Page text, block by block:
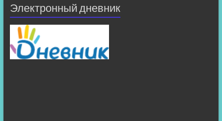
Электронный дневник